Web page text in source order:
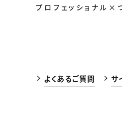
プロフェッショナル×
よくあるご質問 サ